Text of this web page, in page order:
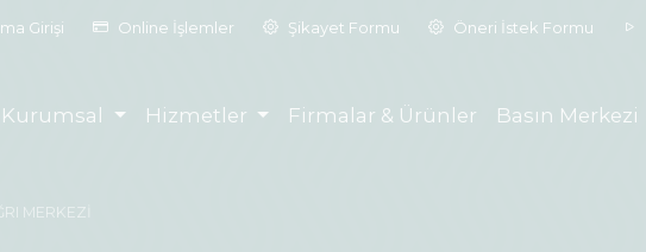
Girişi Online İşlemler Şikayet Formu Öneri İstek Formu
Kurumsal Hizmetler Firmalar & Ürünler Basın Merkezi
MERKEZİ